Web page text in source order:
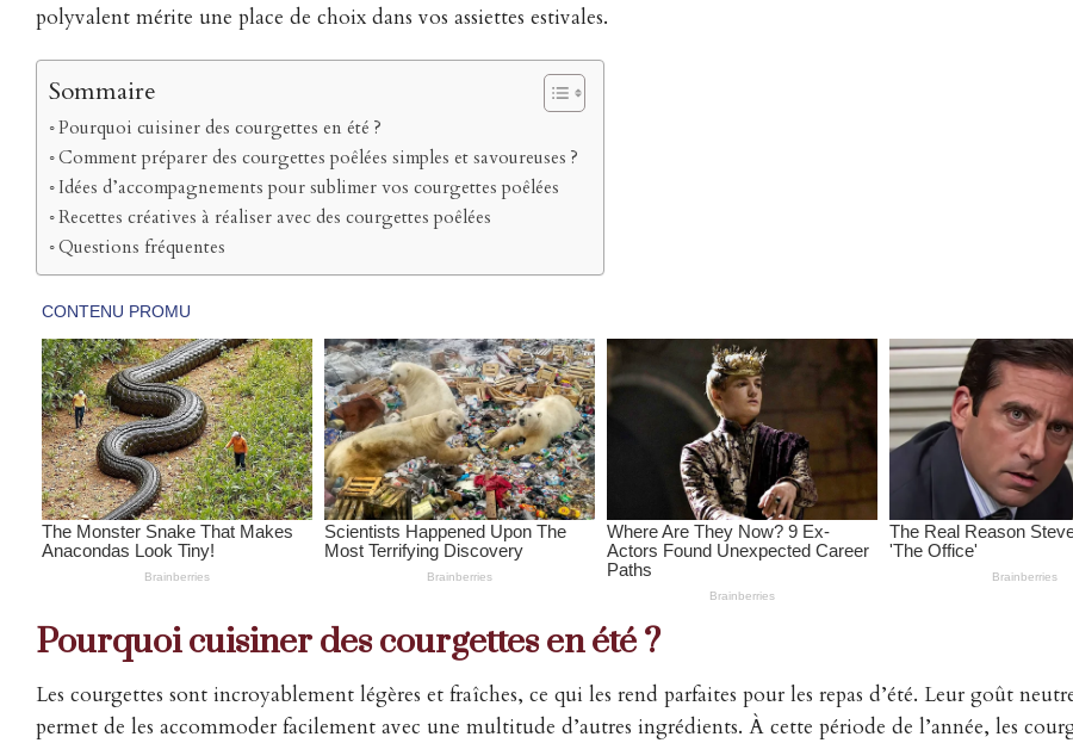
polyvalent mérite une place de choix dans vos assiettes estivales.
Sommaire
Pourquoi cuisiner des courgettes en été ?
Comment préparer des courgettes poêlées simples et savoureuses ?
Idées d’accompagnements pour sublimer vos courgettes poêlées
Recettes créatives à réaliser avec des courgettes poêlées
Questions fréquentes
Pourquoi cuisiner des courgettes en été ?
Les courgettes sont incroyablement légères et fraîches, ce qui les rend parfaites pour les repas d’été. Leur goût
permet de les accommoder facilement avec une multitude d’autres ingrédients. À cette période de l’année, les